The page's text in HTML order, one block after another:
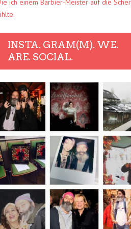
ich einem Barbier-Meister auf die
INSTA. GRAM(M). WE.
ARE. SOCIAL.